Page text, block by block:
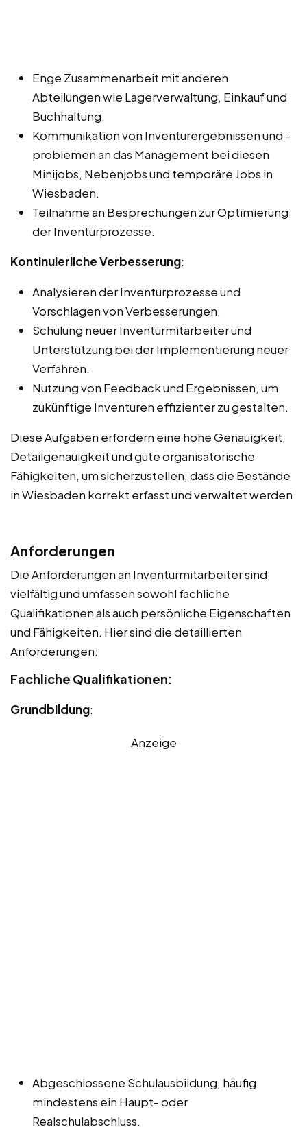
Enge Zusammenarbeit mit anderen
Abteilungen wie Lagerverwaltung, Einkauf und
Buchhaltung.
Kommunikation von Inventurergebnissen und -
problemen an das Management bei diesen
Minijobs, Nebenjobs und temporäre Jobs in
Wiesbaden.
Teilnahme an Besprechungen zur Optimierung
der Inventurprozesse.
Kontinuierliche Verbesserung:
Analysieren der Inventurprozesse und
Vorschlagen von Verbesserungen.
Schulung neuer Inventurmitarbeiter und
Unterstützung bei der Implementierung neuer
Verfahren.
Nutzung von Feedback und Ergebnissen, um
zukünftige Inventuren effizienter zu gestalten.
Diese Aufgaben erfordern eine hohe Genauigkeit,
Detailgenauigkeit und gute organisatorische
Fähigkeiten, um sicherzustellen, dass die Bestände
in Wiesbaden korrekt erfasst und verwaltet werden
Anforderungen
Die Anforderungen an Inventurmitarbeiter sind
vielfältig und umfassen sowohl fachliche
Qualifikationen als auch persönliche Eigenschaften
und Fähigkeiten. Hier sind die detaillierten
Anforderungen:
Fachliche Qualifikationen:
Grundbildung:
Anzeige
Abgeschlossene Schulausbildung, häufig
mindestens ein Haupt- oder
Realschulabschluss.